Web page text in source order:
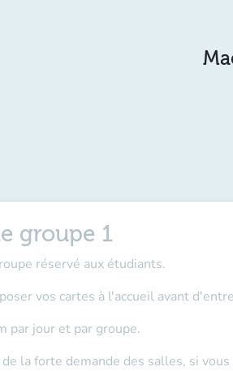
groupe 1
réservé aux étudiants.
vos cartes à l'accueil avant
par jour et par groupe.
la forte demande des salles, si